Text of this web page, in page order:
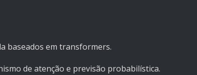
baseados em transformers.
de atenção e previsão probabilística.